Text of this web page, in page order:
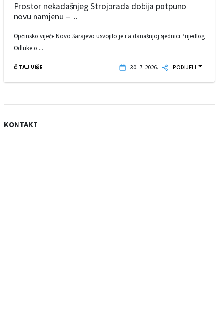
Prostor nekadašnjeg Strojorada dobija potpuno
novu namjenu – ...
Općinsko vijeće Novo Sarajevo usvojilo je na današnjoj sjednici Prijedlog
Odluke o ...
ČITAJ VIŠE 30. 7. 2026. PODIJELI
KONTAKT